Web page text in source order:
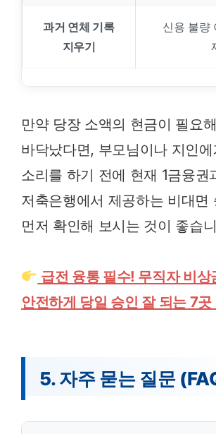
과거 연체 기록
지우기
신용 불량
만약 당장 소액의 현금이 필요
바닥났다면, 부모님이나 지인
소리를 하기 전에 현재 1금융권
저축은행에서 제공하는 비대면
먼저 확인해 보시는 것이 좋습
급전 융통 필수! 무직자 비상
안전하게 당일 승인 잘 되는 7곳
5. 자주 묻는 질문